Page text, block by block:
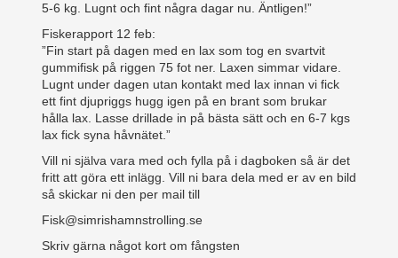
5-6 kg. Lugnt och fint några dagar nu. Äntligen!”
Fiskerapport 12 feb:
”Fin start på dagen med en lax som tog en svartvit
gummifisk på riggen 75 fot ner. Laxen simmar vidare.
Lugnt under dagen utan kontakt med lax innan vi fick
ett fint djupriggs hugg igen på en brant som brukar
hålla lax. Lasse drillade in på bästa sätt och en 6-7 kgs
lax fick syna håvnätet.”
Vill ni själva vara med och fylla på i dagboken så är det
fritt att göra ett inlägg. Vill ni bara dela med er av en bild
så skickar ni den per mail till
Fisk@simrishamnstrolling.se
Skriv gärna något kort om fångsten